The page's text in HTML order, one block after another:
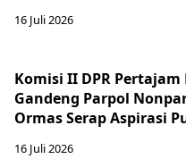
16 Juli 2026
Komisi II DPR Pertajam
Gandeng Parpol
Ormas Serap Aspirasi
16 Juli 2026